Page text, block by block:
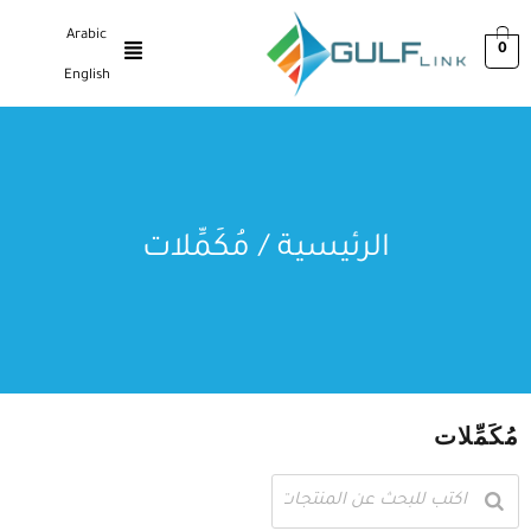
0
English
Arabic
الرئيسية / مُكَمِّلات
مُكَمِّلات